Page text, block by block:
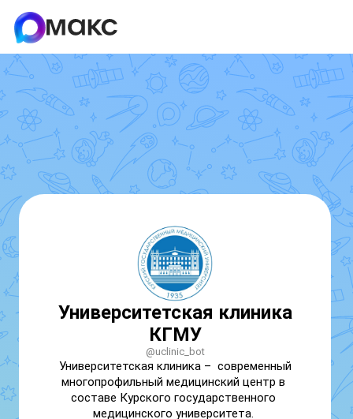
Университетская клиника
КГМУ
@uclinic_bot
Университетская клиника –  современный
многопрофильный медицинский центр в
составе Курского государственного